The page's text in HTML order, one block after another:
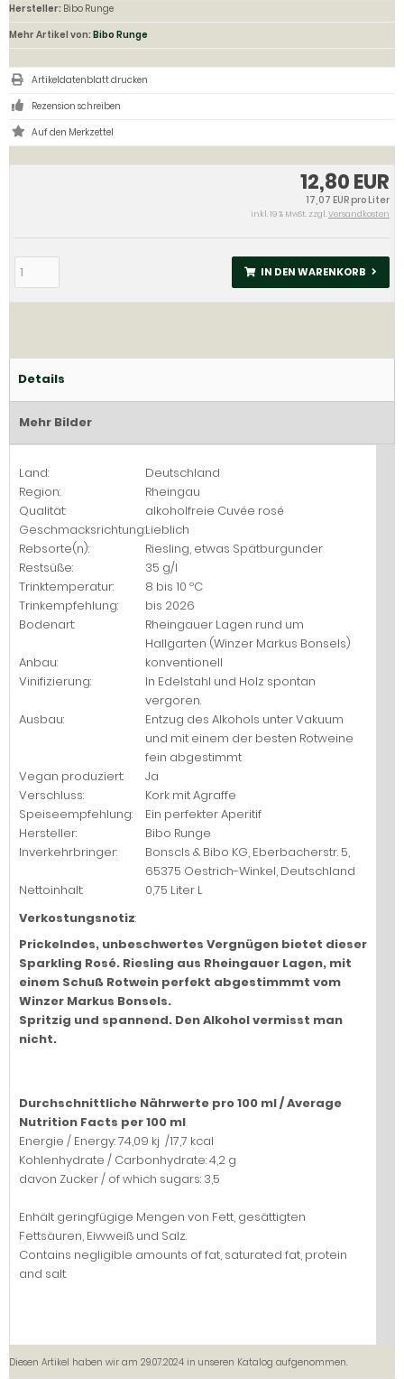
12,80 EUR
17,07 EUR pro Liter
inkl. 19 % MwSt. zzgl.Versandkosten
IN DEN WARENKORB
Hersteller: Bibo Runge
Mehr Artikel von: Bibo Runge
Artikeldatenblatt drucken
Rezension schreiben
Details
Mehr Bilder
Land:
Deutschland
Region:
Rheingau
Qualität:
alkoholfreie Cuvée rosé
Geschmacksrichtung:Lieblich
Rebsorte(n):
Riesling, etwas Spätburgunder
Restsüße:
35 g/l
Trinktemperatur:
8 bis 10 ºC
Trinkempfehlung:
bis 2026
Bodenart:
Rheingauer Lagen rund um
Hallgarten (Winzer Markus Bonsels)
Anbau:
konventionell
Vinifizierung:
In Edelstahl und Holz spontan
vergoren.
Ausbau:
Entzug des Alkohols unter Vakuum
und mit einem der besten Rotweine
fein abgestimmt
Vegan produziert:
Ja
Verschluss:
Kork mit Agraffe
Speiseempfehlung:
Ein perfekter Aperitif
Hersteller:
Bibo Runge
Inverkehrbringer:
Bonscls & Bibo KG, Eberbacherstr. 5,
65375 Oestrich-Winkel, Deutschland
Nettoinhalt:
0,75 Liter L
Verkostungsnotiz:
Prickelndes, unbeschwertes Vergnügen bietet dieser
Sparkling Rosé. Riesling aus Rheingauer Lagen, mit
einem Schuß Rotwein perfekt abgestimmmt vom
Winzer Markus Bonsels.
Spritzig und spannend. Den Alkohol vermisst man
nicht.
Durchschnittliche Nährwerte pro 100 ml / Average
Nutrition Facts per 100 ml
Energie / Energy: 74,09 kj /17,7 kcal
Kohlenhydrate / Carbonhydrate: 4,2 g
davon Zucker / of which sugars: 3,5
Enhält geringfügige Mengen von Fett, gesättigten
Fettsäuren, Eiwweiß und Salz.
Contains negligible amounts of fat, saturated fat, protein
and salt.
Diesen Artikel haben wir am 29.07.2024 in unseren Katalog aufgenommen.